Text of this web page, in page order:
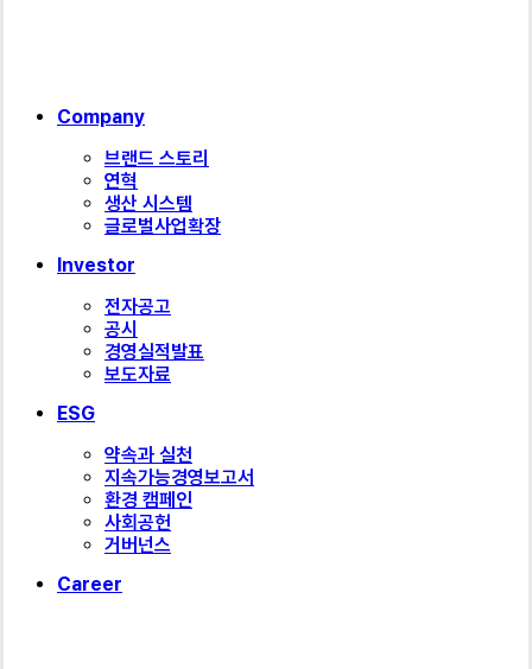
Close
Company
브랜드 스토리
연혁
생산 시스템
글로벌사업확장
Investor
전자공고
공시
경영실적발표
보도자료
ESG
약속과 실천
지속가능경영보고서
환경 캠페인
사회공헌
거버넌스
Career